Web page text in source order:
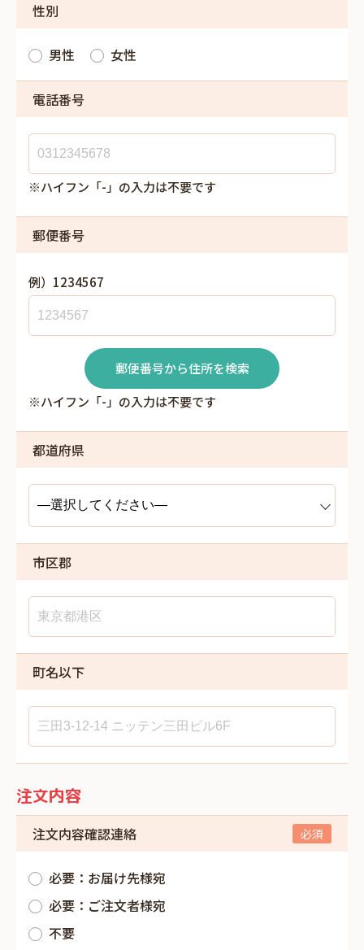
性別
男性 女性
電話番号
※ハイフン「-」の入力は不要です
郵便番号
例）1234567
郵便番号から住所を検索
※ハイフン「-」の入力は不要です
都道府県
市区郡
町名以下
注文内容
注文内容確認連絡
必要：お届け先様宛
必要：ご注文者様宛
不要